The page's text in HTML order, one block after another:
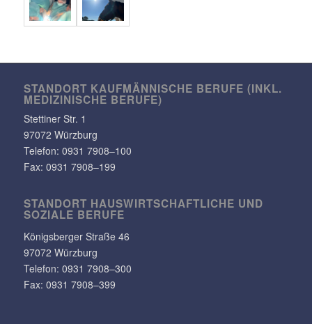
STANDORT KAUF­MÄN­NI­SCHE BERUFE (INKL.
MEDI­ZI­NI­SCHE BERUFE)
Stet­tiner Str. 1
97072 Würzburg
Telefon: 0931 7908–100
Fax: 0931 7908–199
STANDORT HAUS­WIRT­SCHAFT­LICHE UND
SOZIALE BERUFE
Königs­berger Straße 46
97072 Würzburg
Telefon: 0931 7908–300
Fax: 0931 7908–399